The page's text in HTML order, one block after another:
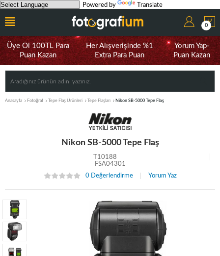
Powered by Translate
0
Üye Ol 100TL Para
Puan Kazan
Her Alışverişinde %1
Extra Para Puan
Yorum Yap-
Puan Kazan
Anasayfa Fotoğraf Tepe Flaş Ürünleri Tepe Flaşları Nikon SB-5000 Tepe Flaş
Nikon SB-5000 Tepe Flaş
T10188
FSA04301
0 Değerlendirme
Yorum Yaz